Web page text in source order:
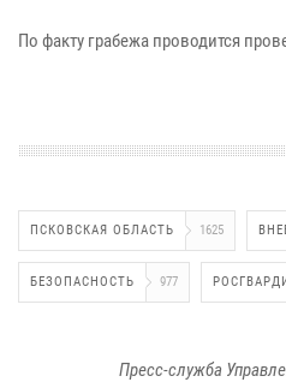
По факту грабежа проводится
ПСКОВСКАЯ ОБЛАСТЬ 1625
БЕЗОПАСНОСТЬ 977
Пресс-служба